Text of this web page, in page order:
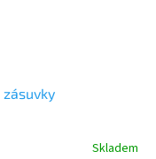
zásuvky
Skladem